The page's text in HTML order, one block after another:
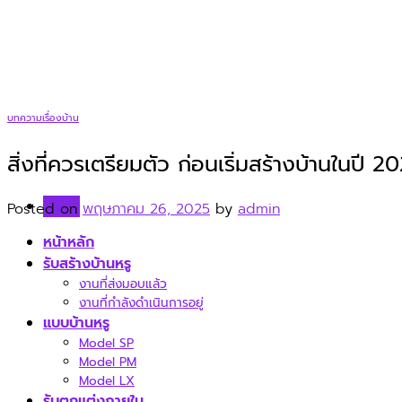
Menu
หน้าหลัก
รับสร้างบ้านหรู
งานที่ส่งมอบแล้ว
งานที่กำลังดำเนินการอยู่
แบบบ้านหรู
Model SP
Model PM
Model LX
บทความเรื่องบ้าน
สิ่งที่ควรเตรียมตัว ก่อนเริ่มสร้างบ้านในปี
Posted on พฤษภาคม 26, 2025 by admin